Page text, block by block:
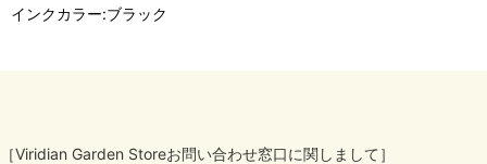
インクカラー:ブラック
［Viridian Garden Storeお問い合わせ窓口に関しまして］